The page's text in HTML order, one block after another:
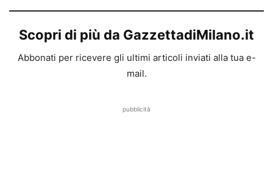
Scopri di più da GazzettadiMilano.it
Abbonati per ricevere gli ultimi articoli inviati alla tua e-
mail.
pubblicità